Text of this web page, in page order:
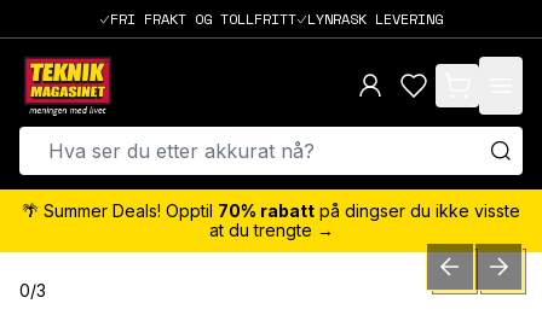
FRI FRAKT OG TOLLFRITT LYNRASK LEVERING
items in cart,
🌴 Summer Deals! Opptil 70% rabatt på dingser du ikke visste
at du trengte →
0/3 PREVIOUSNEXT